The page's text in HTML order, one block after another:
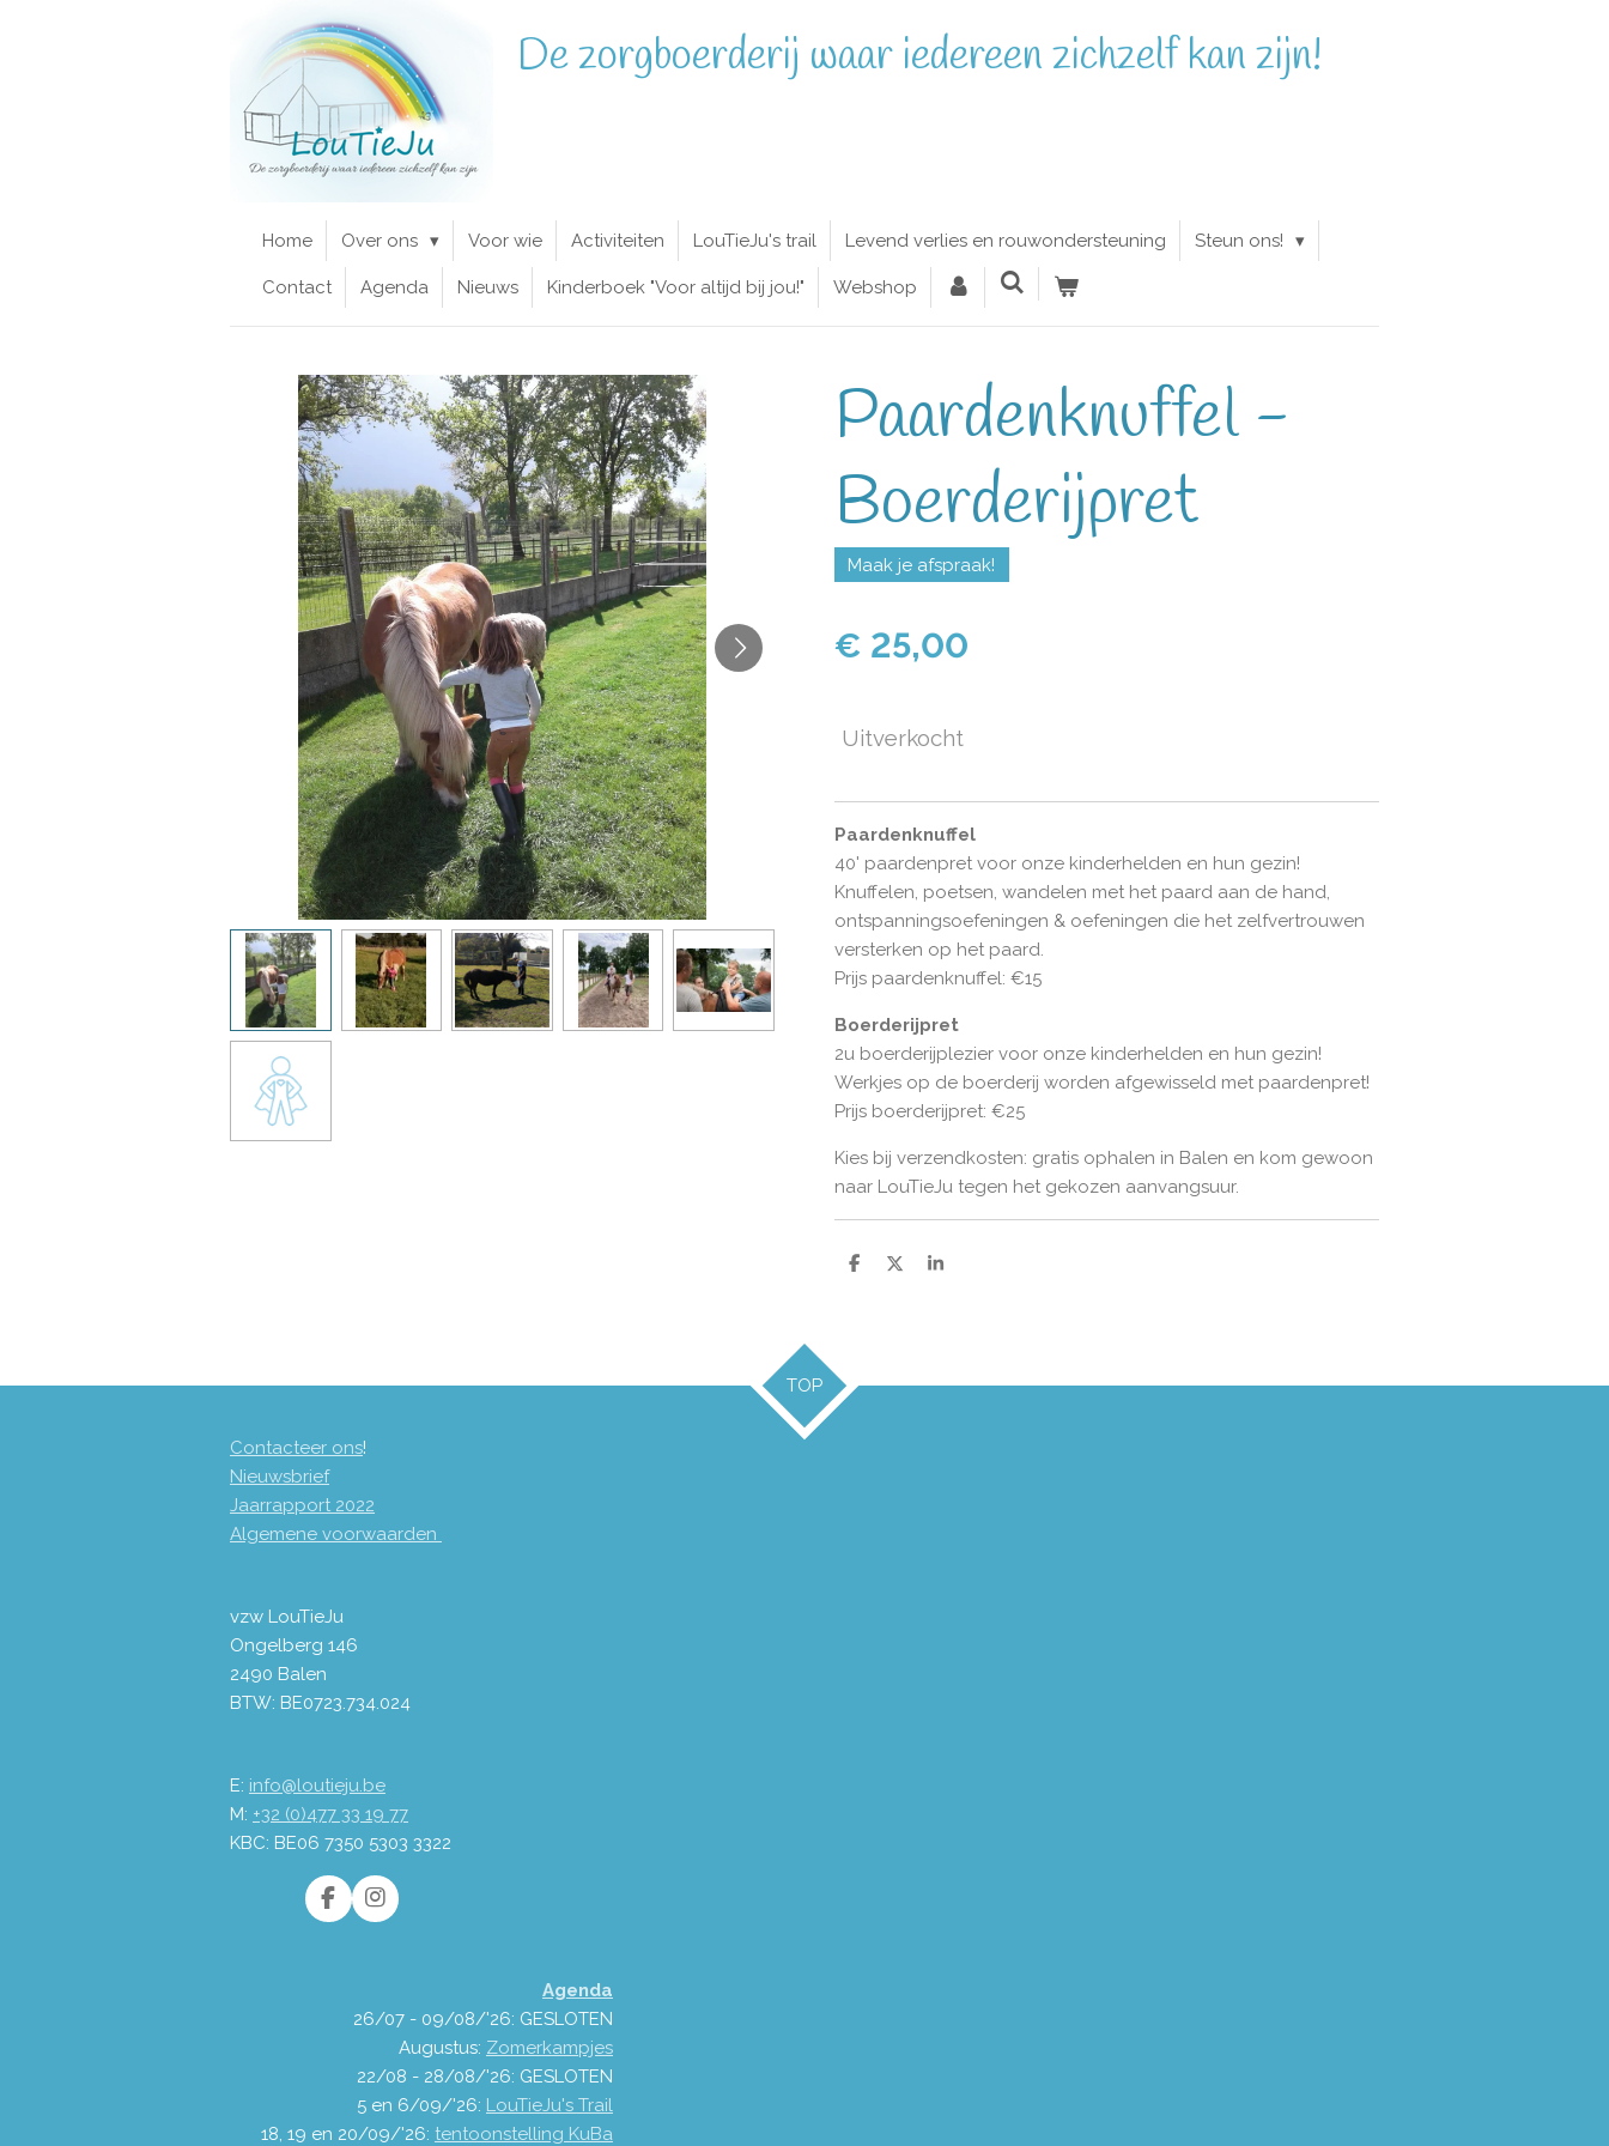
De zorgboerderij waar iedereen zichzelf kan zijn!
Home Over ons Voor wie Activiteiten LouTieJu's trail Levend verlies en rouwondersteuning Steun ons!
Contact Agenda Nieuws Kinderboek "Voor altijd bij jou!" Webshop
Paardenknuffel -
Boerderijpret
Maak je afspraak!
€ 25,00
Uitverkocht
Paardenknuffel
40' paardenpret voor onze kinderhelden en hun gezin!
Knuffelen, poetsen, wandelen met het paard aan de hand,
ontspanningsoefeningen & oefeningen die het zelfvertrouwen
versterken op het paard.
Prijs paardenknuffel: €15
Boerderijpret
2u boerderijplezier voor onze kinderhelden en hun gezin!
Werkjes op de boerderij worden afgewisseld met paardenpret!
Prijs boerderijpret: €25
Kies bij verzendkosten: gratis ophalen in Balen en kom gewoon
naar LouTieJu tegen het gekozen aanvangsuur.
D
D
S
TOP
Contacteer ons!
Nieuwsbrief
Jaarrapport 2022
Algemene voorwaarden
vzw LouTieJu
Ongelberg 146
2490 Balen
BTW: BE0723.734.024
E: info@loutieju.be
M: +32 (0)477 33 19 77
KBC: BE06 7350 5303 3322
F
a
I
n
g
m
Agenda
26/07 - 09/08/'26: GESLOTEN
Augustus: Zomerkampjes
22/08 - 28/08/'26: GESLOTEN
5 en 6/09/'26: LouTieJu's Trail
18, 19 en 20/09/'26: tentoonstelling KuBa